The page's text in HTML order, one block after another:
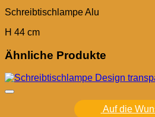
Schreibtischlampe Alu
H 44 cm
Ähnliche Produkte
Auf die